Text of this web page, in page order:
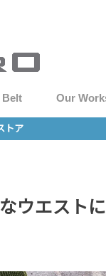
Belt Our
トア
ウエスト